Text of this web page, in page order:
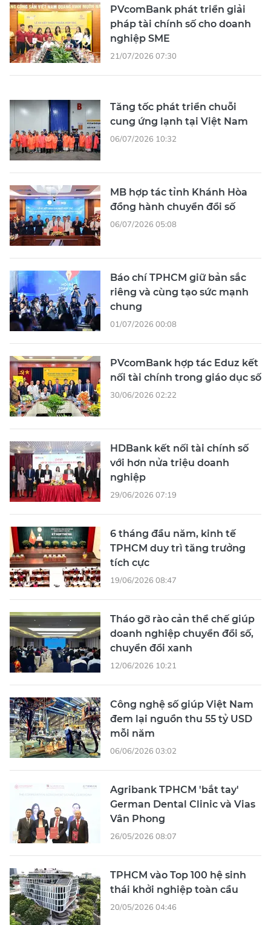
PVcomBank phát triển giải
pháp tài chính số cho doanh
nghiệp SME
21/07/2026 07:30
Tăng tốc phát triển chuỗi
cung ứng lạnh tại Việt Nam
06/07/2026 10:32
MB hợp tác tỉnh Khánh Hòa
đồng hành chuyển đổi số
06/07/2026 05:08
Báo chí TPHCM giữ bản sắc
riêng và cùng tạo sức mạnh
chung
01/07/2026 00:08
PVcomBank hợp tác Eduz kết
nối tài chính trong giáo dục số
30/06/2026 02:22
HDBank kết nối tài chính số
với hơn nửa triệu doanh
nghiệp
29/06/2026 07:19
6 tháng đầu năm, kinh tế
TPHCM duy trì tăng trưởng
tích cực
19/06/2026 08:47
Tháo gỡ rào cản thể chế giúp
doanh nghiệp chuyển đổi số,
chuyển đổi xanh
12/06/2026 10:21
Công nghệ số giúp Việt Nam
đem lại nguồn thu 55 tỷ USD
mỗi năm
06/06/2026 03:02
Agribank TPHCM 'bắt tay'
German Dental Clinic và Vias
Vân Phong
26/05/2026 08:07
TPHCM vào Top 100 hệ sinh
thái khởi nghiệp toàn cầu
20/05/2026 04:46